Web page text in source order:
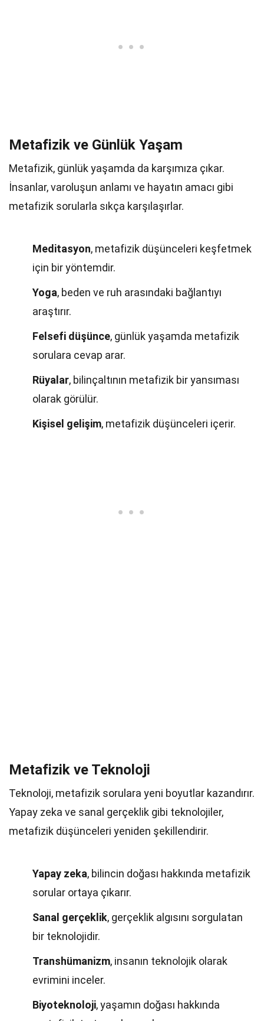
Metafizik ve Günlük Yaşam
Metafizik, günlük yaşamda da karşımıza çıkar.
İnsanlar, varoluşun anlamı ve hayatın amacı gibi
metafizik sorularla sıkça karşılaşırlar.
Meditasyon, metafizik düşünceleri keşfetmek
için bir yöntemdir.
Yoga, beden ve ruh arasındaki bağlantıyı
araştırır.
Felsefi düşünce, günlük yaşamda metafizik
sorulara cevap arar.
Rüyalar, bilinçaltının metafizik bir yansıması
olarak görülür.
Kişisel gelişim, metafizik düşünceleri içerir.
Metafizik ve Teknoloji
Teknoloji, metafizik sorulara yeni boyutlar kazandırır.
Yapay zeka ve sanal gerçeklik gibi teknolojiler,
metafizik düşünceleri yeniden şekillendirir.
Yapay zeka, bilincin doğası hakkında metafizik
sorular ortaya çıkarır.
Sanal gerçeklik, gerçeklik algısını sorgulatan
bir teknolojidir.
Transhümanizm, insanın teknolojik olarak
evrimini inceler.
Biyoteknoloji, yaşamın doğası hakkında